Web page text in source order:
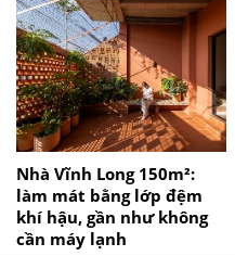
Nhà Vĩnh Long 150m²:
làm mát bằng lớp đệm
khí hậu, gần như không
cần máy lạnh